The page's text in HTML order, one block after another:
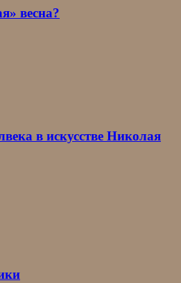
весна?
в искусстве Николая